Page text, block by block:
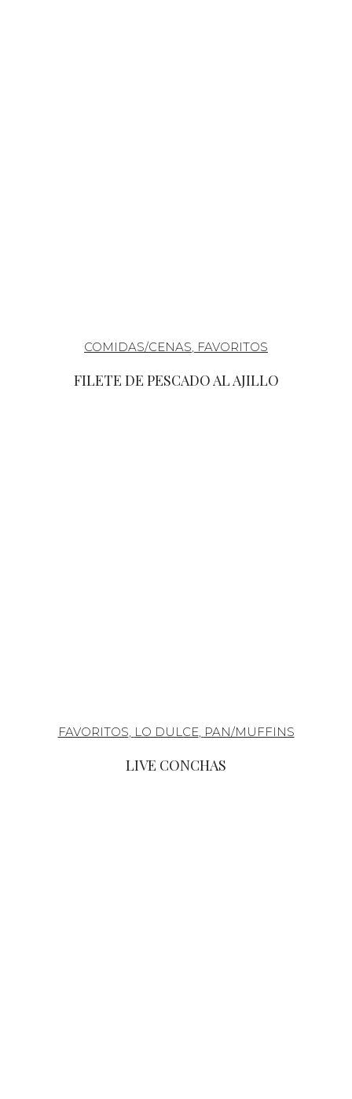
COMIDAS/CENAS, FAVORITOS
FILETE DE PESCADO AL AJILLO
FAVORITOS, LO DULCE, PAN/MUFFINS
LIVE CONCHAS